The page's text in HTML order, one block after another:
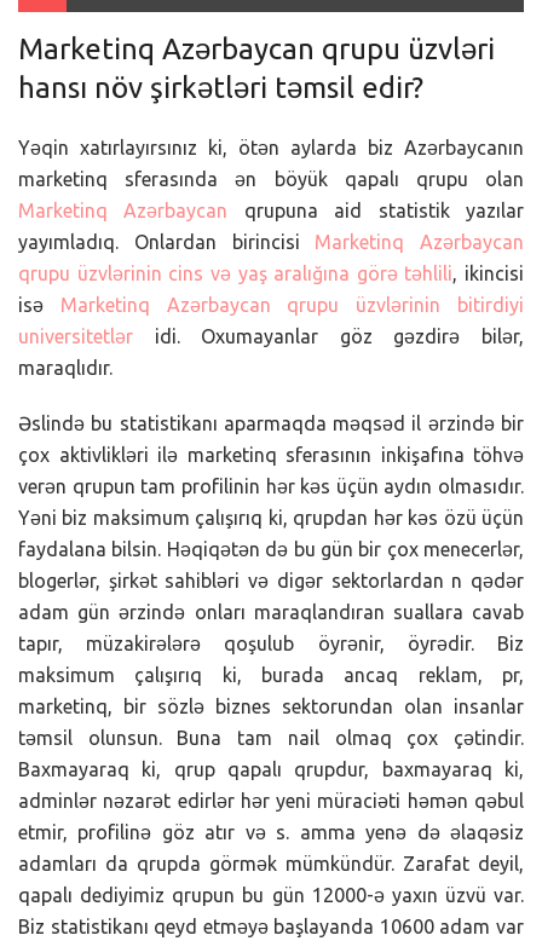
Marketinq Azərbaycan qrupu üzvləri
hansı növ şirkətləri təmsil edir?
Yəqin xatırlayırsınız ki, ötən aylarda biz Azərbaycanın
marketinq sferasında ən böyük qapalı qrupu olan
Marketinq Azərbaycan qrupuna aid statistik yazılar
yayımladıq. Onlardan birincisi Marketinq Azərbaycan
qrupu üzvlərinin cins və yaş aralığına görə təhlili, ikincisi
isə Marketinq Azərbaycan qrupu üzvlərinin bitirdiyi
universitetlər idi. Oxumayanlar göz gəzdirə bilər,
maraqlıdır.
Əslində bu statistikanı aparmaqda məqsəd il ərzində bir
çox aktivlikləri ilə marketinq sferasının inkişafına töhvə
verən qrupun tam profilinin hər kəs üçün aydın olmasıdır.
Yəni biz maksimum çalışırıq ki, qrupdan hər kəs özü üçün
faydalana bilsin. Həqiqətən də bu gün bir çox menecerlər,
blogerlər, şirkət sahibləri və digər sektorlardan n qədər
adam gün ərzində onları maraqlandıran suallara cavab
tapır, müzakirələrə qoşulub öyrənir, öyrədir. Biz
maksimum çalışırıq ki, burada ancaq reklam, pr,
marketinq, bir sözlə biznes sektorundan olan insanlar
təmsil olunsun. Buna tam nail olmaq çox çətindir.
Baxmayaraq ki, qrup qapalı qrupdur, baxmayaraq ki,
adminlər nəzarət edirlər hər yeni müraciəti həmən qəbul
etmir, profilinə göz atır və s. amma yenə də əlaqəsiz
adamları da qrupda görmək mümkündür. Zarafat deyil,
qapalı dediyimiz qrupun bu gün 12000-ə yaxın üzvü var.
Biz statistikanı qeyd etməyə başlayanda 10600 adam var